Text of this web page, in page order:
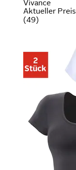
Vivance
Aktueller Preis
(49)